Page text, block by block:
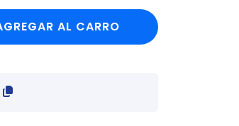
AL CARRO